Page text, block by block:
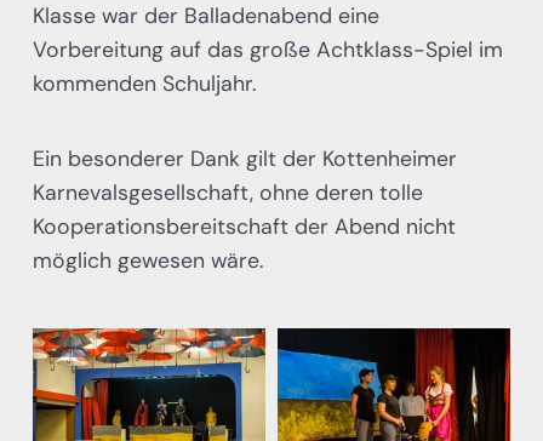
Klasse war der Balladenabend eine
Vorbereitung auf das große Achtklass-Spiel im
kommenden Schuljahr.
Ein besonderer Dank gilt der Kottenheimer
Karnevalsgesellschaft, ohne deren tolle
Kooperationsbereitschaft der Abend nicht
möglich gewesen wäre.